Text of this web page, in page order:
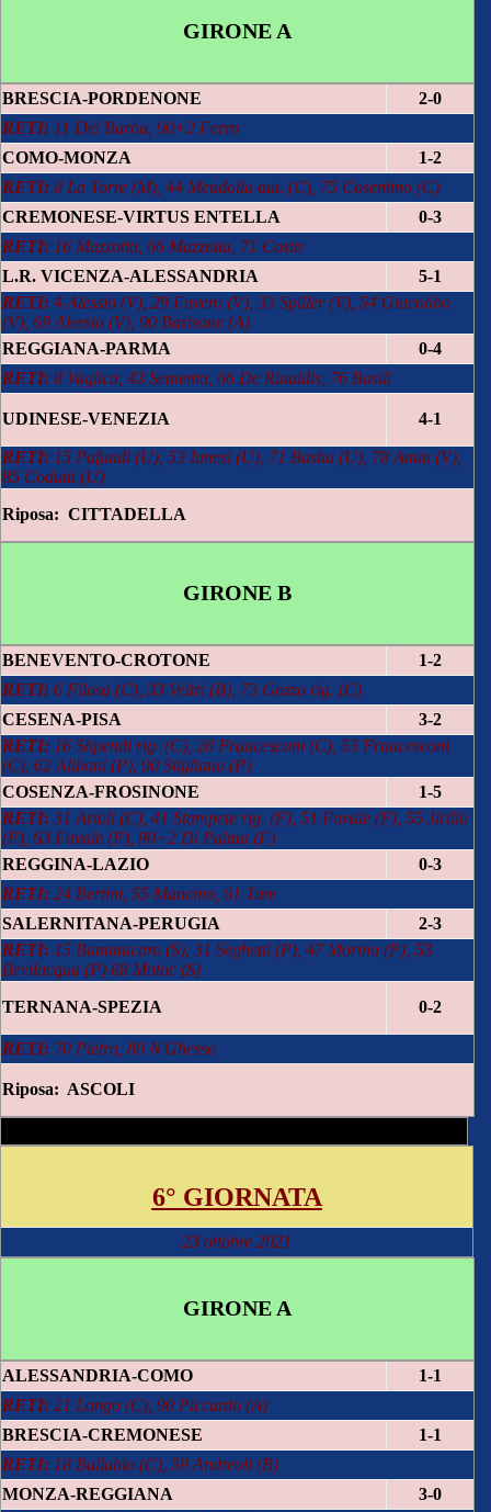
GIRONE A
BRESCIA-PORDENONE
2-0
RETI: 11 Del Barba, 90+2 Ferro
COMO-MONZA
1-2
RETI: 8 La Torre (M), 44 Mendolia aut. (C), 75 Cosentino (C)
CREMONESE-VIRTUS ENTELLA
0-3
RETI: 16 Mazzotta, 66 Mazzotta, 71 Costa
L.R. VICENZA-ALESSANDRIA
5-1
RETI: 4 Alessio (V), 29 Favero (V), 33 Spiller (V), 54 Giacobbo
(V), 69 Alessio (V), 90 Barisone (A)
REGGIANA-PARMA
0-4
RETI: 8 Vaglica, 43 Sementa, 66 De Rinaldis, 76 Basili
UDINESE-VENEZIA 4-1
RETI: 15 Pafundi (U), 53 Ianesi (U), 71 Basha (U), 78 Amin (V),
85 Codutti (U)
Riposa: CITTADELLA
GIRONE B
BENEVENTO-CROTONE
1-2
RETI: 6 Filosa (C), 33 Veltri (B), 73 Gozzo rig. (C)
CESENA-PISA
3-2
RETI: 16 Shpendi rig. (C), 20 Francesconi (C), 53 Francesconi
(C), 62 Aliboni (P), 90 Stigliano (P)
COSENZA-FROSINONE
1-5
RETI: 31 Arioli (C), 41 Stampete rig. (F), 51 Favale (F), 55 Jirillo
(F), 63 Favale (F), 90+2 Di Palma (F)
REGGINA-LAZIO
0-3
RETI: 24 Bertini, 55 Mancino, 61 Tare
SALERNITANA-PERUGIA
2-3
RETI: 15 Bammacaro (S), 31 Seghetti (P), 47 Morina (P), 53
Bevilacqua (P) 88 Motoc (S)
TERNANA-SPEZIA
0-2
RETI: 70 Pietra, 80 N'Gbesso
Riposa: ASCOLI
6° GIORNATA
23 ottobre 2021
GIRONE A
ALESSANDRIA-COMO
1-1
RETI: 21 Longo (C), 90 Piccardo (A)
BRESCIA-CREMONESE
1-1
RETI: 18 Ballabio (C), 59 Andreoli (B)
MONZA-REGGIANA
3-0